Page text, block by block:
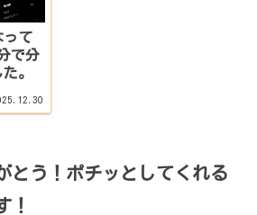
って
で分
。
とう！ポチッとしてくれる
！